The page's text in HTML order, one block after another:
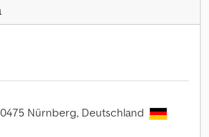
Nürnberg, Deutschland